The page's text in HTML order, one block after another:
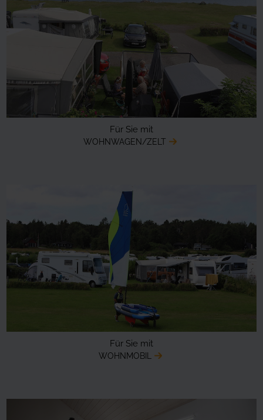
Für Sie mit
WOHNWAGEN/ZELT
Für Sie mit
WOHNMOBIL